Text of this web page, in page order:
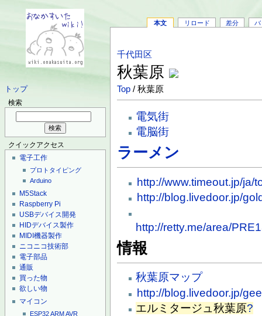
トップ
検索
クイックアクセス
電子工作
プロトタイピング
Arduino
M5Stack
Raspberry Pi
USBデバイス開発
HIDデバイス製作
MIDI機器製作
ニコニコ技術部
電子部品
通販
買った物
欲しい物
マイコン
ESP32ARMAVR
本文 リロード 差分 バ
千代田区
秋葉原
Top / 秋葉原
電気街
電脳街
ラーメン
http://www.timeout.jp/ja/
http://blog.livedoor.jp/
http://retty.me/area/
情報
秋葉原マップ
http://blog.livedoor.jp/
エルミタージュ秋葉原?